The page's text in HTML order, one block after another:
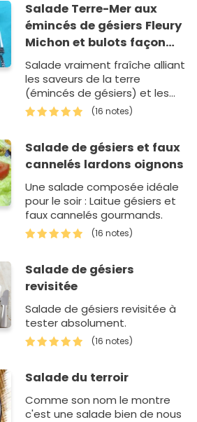
Salade Terre-Mer aux
émincés de gésiers Fleury
Michon et bulots façon
Ceasar
Salade vraiment fraîche alliant
les saveurs de la terre
(émincés de gésiers) et les
saveurs de la mer (bulots),
accompagnée de légumes,
(16 notes)
Salade de gésiers et faux
cannelés lardons oignons
Une salade composée idéale
pour le soir : Laitue gésiers et
faux cannelés gourmands.
(16 notes)
Salade de gésiers
revisitée
Salade de gésiers revisitée à
tester absolument.
(16 notes)
Salade du terroir
Comme son nom le montre
c'est une salade bien de nous